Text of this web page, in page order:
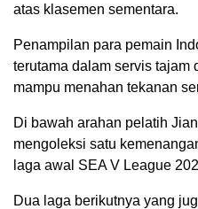
atas klasemen sementara.
Penampilan para pemain
terutama dalam servis tajam
mampu menahan tekanan
Di bawah arahan pelatih
mengoleksi satu
laga awal SEA V League
Dua laga berikutnya yang